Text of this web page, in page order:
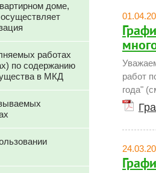
работ
года"
доме,
работах
по содержанию
в МКД